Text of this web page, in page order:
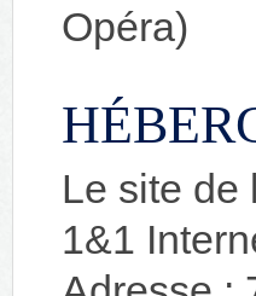
Opéra)
Le site de
1&1